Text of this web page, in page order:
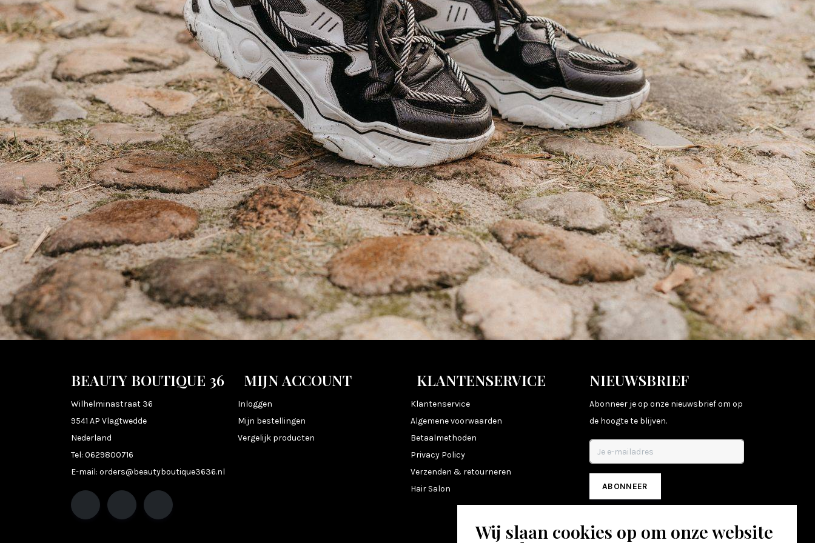
BEAUTY BOUTIQUE 36
Wilhelminastraat 36
9541 AP Vlagtwedde
Nederland
Tel: 0629800716
E-mail: orders@beautyboutique3636.nl
MIJN ACCOUNT
Inloggen
Mijn bestellingen
Vergelijk producten
KLANTENSERVICE
Klantenservice
Algemene voorwaarden
Betaalmethoden
Privacy Policy
Verzenden & retourneren
Hair Salon
NIEUWSBRIEF
Abonneer je op onze nieuwsbrief om op
de hoogte te blijven.
ABONNEER
Wij slaan cookies op om onze website